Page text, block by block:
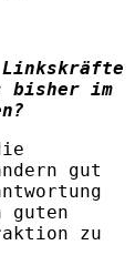
Linkskräfte
bisher im
gut
guten
zu